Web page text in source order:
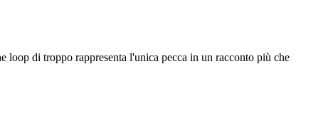
loop di troppo rappresenta l'unica pecca in un racconto più che